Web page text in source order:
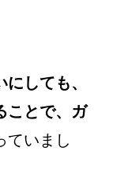
しても、
ことで、ガ
ていまし